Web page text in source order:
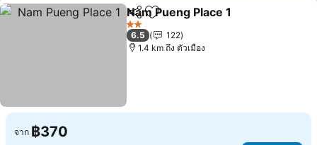
แชร์ เพิ่มในรายการโปรด
Nam Pueng Place 1
2 ดาว
6.5
122
1.4 km ถึง ตัวเมือง
จาก ฿370